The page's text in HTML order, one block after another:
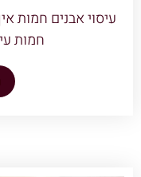
עיסוי אבנים חמות
חמות